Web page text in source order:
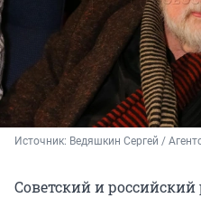
Источник: Ведяшкин Сергей /
Советский и